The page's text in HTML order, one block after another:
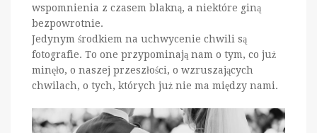
wspomnienia z czasem blakną, a niektóre giną
bezpowrotnie.
Jedynym środkiem na uchwycenie chwili są
fotografie. To one przypominają nam o tym, co już
minęło, o naszej przeszłości, o wzruszających
chwilach, o tych, których już nie ma między nami.